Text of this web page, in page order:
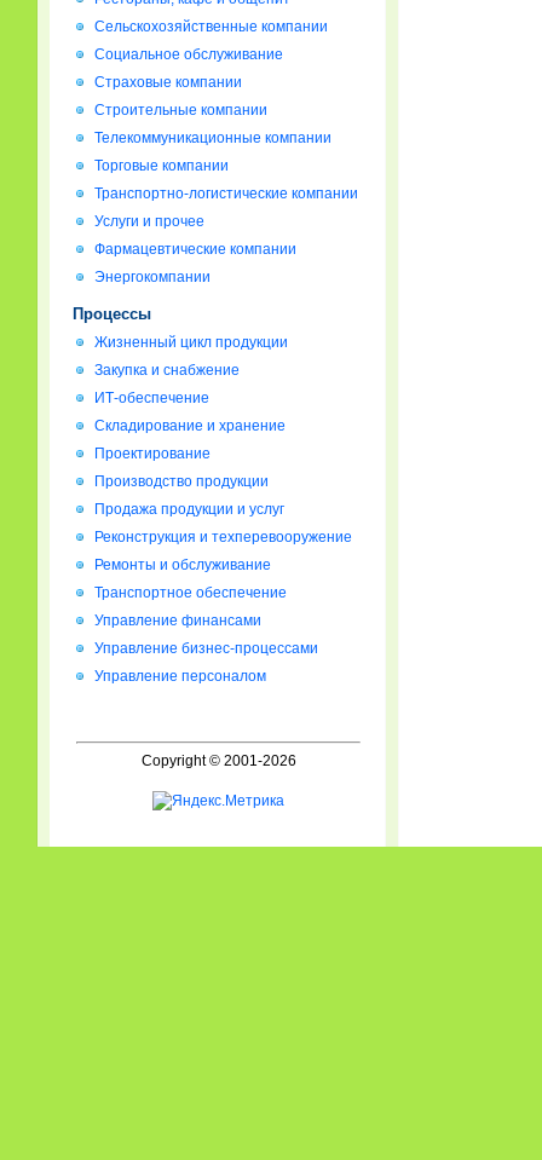
Сельскохозяйственные компании
Социальное обслуживание
Страховые компании
Строительные компании
Телекоммуникационные компании
Торговые компании
Транспортно-логистические компании
Услуги и прочее
Фармацевтические компании
Энергокомпании
Процессы
Жизненный цикл продукции
Закупка и снабжение
ИТ-обеспечение
Складирование и хранение
Проектирование
Производство продукции
Продажа продукции и услуг
Реконструкция и техперевооружение
Ремонты и обслуживание
Транспортное обеспечение
Управление финансами
Управление бизнес-процессами
Управление персоналом
Copyright © 2001-2026